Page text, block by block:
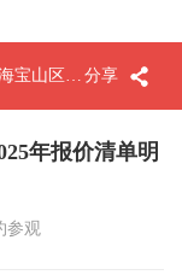
分享
修费用解析：2025年报价清单明细
年报价清单明
参观